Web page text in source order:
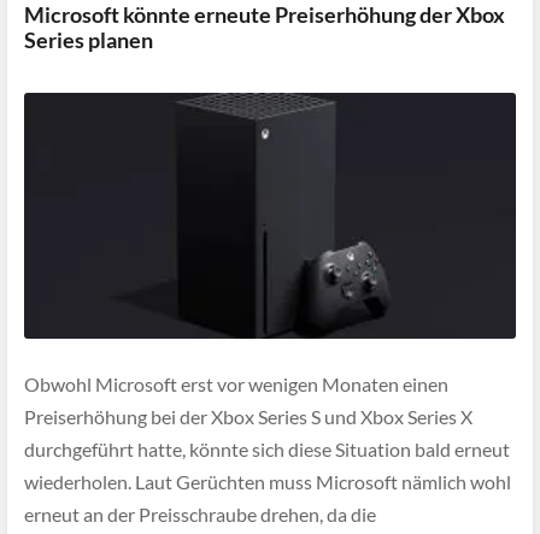
Microsoft könnte erneute Preiserhöhung der Xbox
Series planen
Obwohl Microsoft erst vor wenigen Monaten einen
Preiserhöhung bei der Xbox Series S und Xbox Series X
durchgeführt hatte, könnte sich diese Situation bald erneut
wiederholen. Laut Gerüchten muss Microsoft nämlich wohl
erneut an der Preisschraube drehen, da die